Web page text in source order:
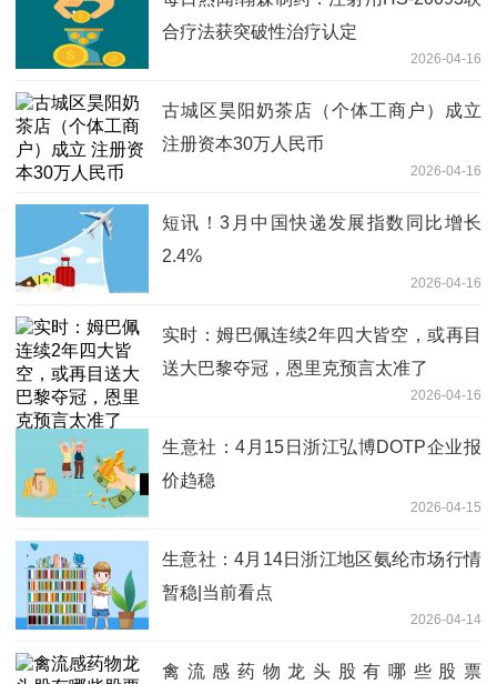
合疗法获突破性治疗认定
2026-04-16
古城区昊阳奶茶店（个体工商户）成立
注册资本30万人民币
2026-04-16
短讯！3月中国快递发展指数同比增长
2.4%
2026-04-16
实时：姆巴佩连续2年四大皆空，或再目
送大巴黎夺冠，恩里克预言太准了
2026-04-16
生意社：4月15日浙江弘博DOTP企业报
价趋稳
2026-04-15
生意社：4月14日浙江地区氨纶市场行情
暂稳|当前看点
2026-04-14
禽流感药物龙头股有哪些股票